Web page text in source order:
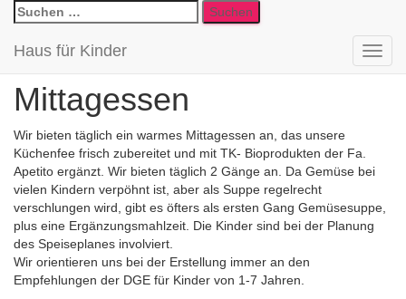
Suchen
nach:
Haus für Kinder
Mittagessen
Wir bieten täglich ein warmes Mittagessen an, das unsere
Küchenfee frisch zubereitet und mit TK- Bioprodukten der Fa.
Apetito ergänzt. Wir bieten täglich 2 Gänge an. Da Gemüse bei
vielen Kindern verpöhnt ist, aber als Suppe regelrecht
verschlungen wird, gibt es öfters als ersten Gang Gemüsesuppe,
plus eine Ergänzungsmahlzeit. Die Kinder sind bei der Planung
des Speiseplanes involviert.
Wir orientieren uns bei der Erstellung immer an den
Empfehlungen der DGE für Kinder von 1-7 Jahren.